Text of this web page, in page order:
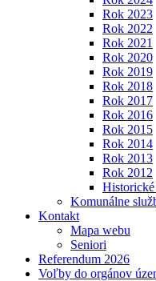
Rok 2023
Rok 2022
Rok 2021
Rok 2020
Rok 2019
Rok 2018
Rok 2017
Rok 2016
Rok 2015
Rok 2014
Rok 2013
Rok 2012
Komunálne
Kontakt
Mapa webu
Seniori
Referendum 2026
Voľby do orgánov